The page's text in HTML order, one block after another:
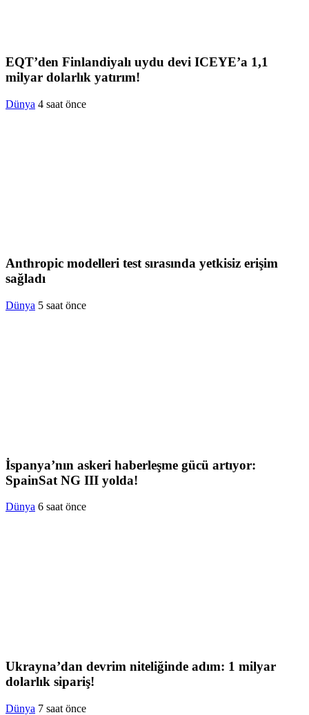
EQT’den Finlandiyalı uydu devi ICEYE’a 1,1
milyar dolarlık yatırım!
Dünya 4 saat önce
Anthropic modelleri test sırasında yetkisiz erişim
sağladı
Dünya 5 saat önce
İspanya’nın askeri haberleşme gücü artıyor:
SpainSat NG III yolda!
Dünya 6 saat önce
Ukrayna’dan devrim niteliğinde adım: 1 milyar
dolarlık sipariş!
Dünya 7 saat önce